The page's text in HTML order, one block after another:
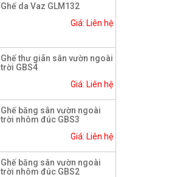
Ghế da Vaz GLM132
Giá: Liên hệ
Ghế thư giãn sân vườn ngoài
trời GBS4
Giá: Liên hệ
Ghế băng sân vườn ngoài
trời nhôm đúc GBS3
Giá: Liên hệ
Ghế băng sân vườn ngoài
trời nhôm đúc GBS2